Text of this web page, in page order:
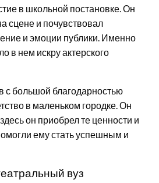
в школьной постановке. Он
сцене и почувствовал
и эмоции публики. Именно
в нем искру актерского
с большой благодарностью
в маленьком городке. Он
он приобрел те ценности и
ему стать успешным и
вуз